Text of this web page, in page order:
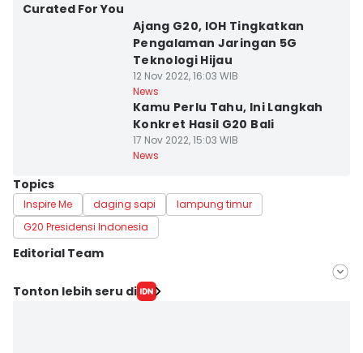
Curated For You
Ajang G20, IOH Tingkatkan
Pengalaman Jaringan 5G
Teknologi Hijau
12 Nov 2022, 16:03 WIB
News
Kamu Perlu Tahu, Ini Langkah
Konkret Hasil G20 Bali
17 Nov 2022, 15:03 WIB
News
Topics
Inspire Me daging sapi
lampung timur
G20 Presidensi Indonesia
Editorial Team
Editor
Tonton lebih seru di